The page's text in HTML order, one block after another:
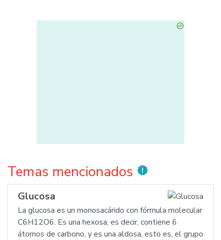
Temas mencionados new_releases
Glucosa
La glucosa es un monosacárido con fórmula molecular
C6H12O6. Es una hexosa, es decir, contiene 6
átomos de carbono, y es una aldosa, esto es, el grupo